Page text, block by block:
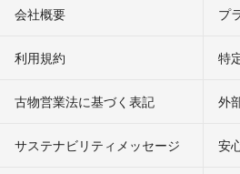
会社概要 プ
利用規約 特
古物営業法に基づく表記 外
サステナビリティメッセージ 安